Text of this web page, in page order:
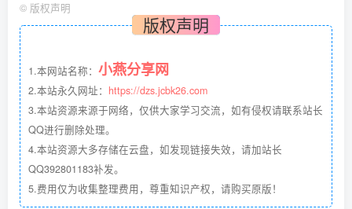
© 版权声明
版权声明
1.本网站名称： 小燕分享网
2.本站永久网址： https://dzs.jcbk26.com
3.本站资源来源于网络，仅供大家学习交流，如有侵权请联系站长
QQ进行删除处理。
4.本站资源大多存储在云盘，如发现链接失效，请加站长
QQ392801183补发。
5.费用仅为收集整理费用，尊重知识产权，请购买原版！